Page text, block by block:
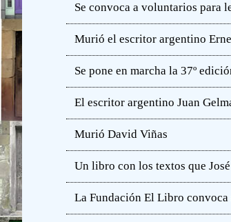
Se convoca a voluntarios para
Murió el escritor argentino
Se pone en marcha la 37º
El escritor argentino Juan
Murió David Viñas
Un libro con los textos que
La Fundación El Libro